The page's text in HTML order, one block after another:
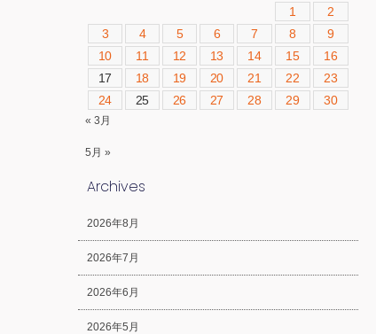
1
2
3
4 5 6 7 8
9
10
11 12 13 14 15
16
17
18 19 20 21 22
23
24
25 26 27 28 29 30
« 3月
5月 »
Archives
2026年8月
2026年7月
2026年6月
2026年5月